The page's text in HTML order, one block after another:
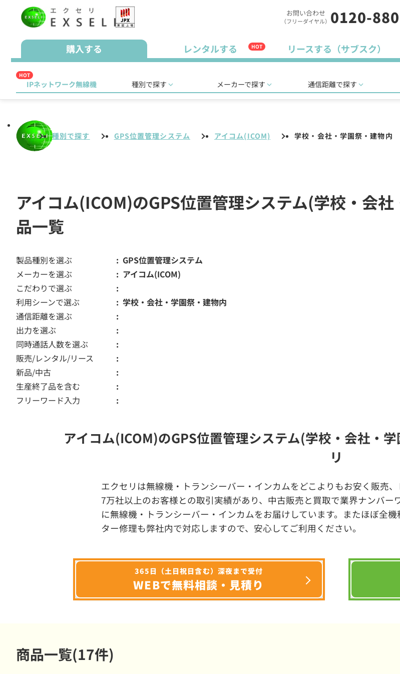
お問い合わせ
（フリーダイヤル） 0120-
購入する レンタルする HOT リースする（サブスク）
HOT
IPネットワーク無線機 種別で探す メーカーで探す 通信距離で探す
種別で探す GPS位置管理システム アイコム(ICOM) 学校・会社・学園祭・建物内
アイコム(ICOM)のGPS位置管理システム(学校・会
品一覧
製品種別を選ぶ
GPS位置管理システム
メーカーを選ぶ
アイコム(ICOM)
こだわりで選ぶ
利用シーンで選ぶ
学校・会社・学園祭・建物内
通信距離を選ぶ
出力を選ぶ
同時通話人数を選ぶ
販売/レンタル/リース
新品/中古
生産終了品を含む
フリーワード入力
アイコム(ICOM)のGPS位置管理システム(学校・会社・
リ
エクセリは無線機・トランシーバー・インカムをどこよりもお安く販売
7万社以上のお客様との取引実績があり、中古販売と買取で業界ナンバー
に無線機・トランシーバー・インカムをお届けしています。またほぼ全
ター修理も弊社内で対応しますので、安心してご利用ください。
365日（土日祝日含む）深夜まで受付
WEBで無料相談・見積り
商品一覧(17件)